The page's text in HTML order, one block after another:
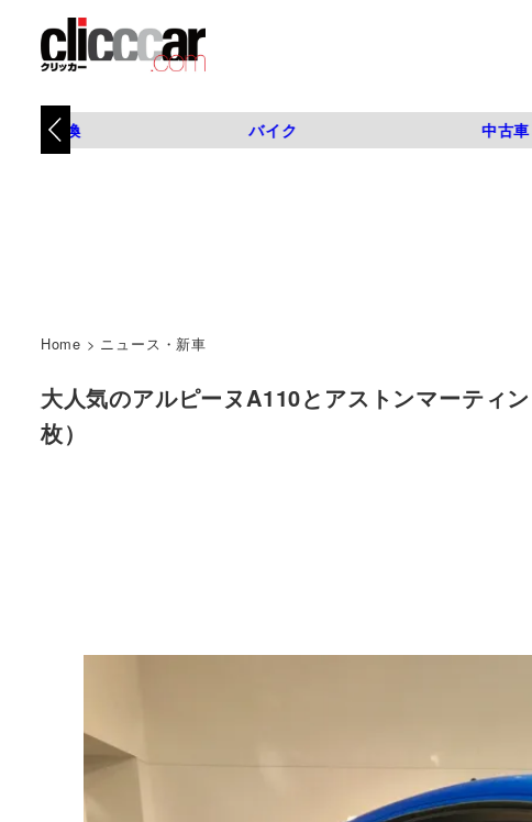
タイヤ交換 バイク 中古車
Home > ニュース・新車
大人気のアルピーヌA110とアストンマーティ
枚）